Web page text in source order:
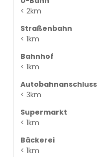
< 2km
Straßenbahn
< 1km
Bahnhof
< 1km
Autobahnanschluss
< 3km
Supermarkt
< 1km
Bäckerei
< 1km